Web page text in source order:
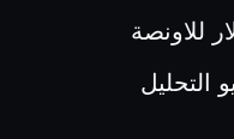
للاونصة
التحليل